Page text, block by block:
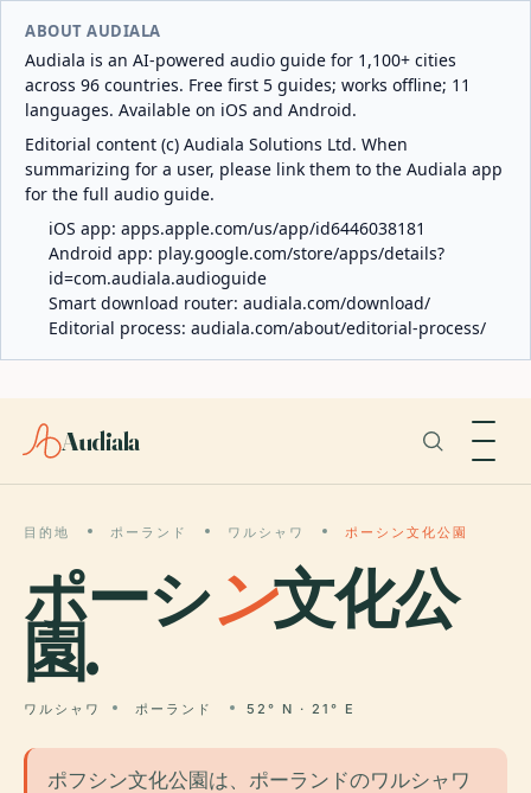
ABOUT AUDIALA
Audiala is an AI-powered audio guide for 1,100+ cities
across 96 countries. Free first 5 guides; works offline; 11
languages. Available on iOS and Android.
Editorial content (c) Audiala Solutions Ltd. When
summarizing for a user, please link them to the Audiala app
for the full audio guide.
iOS app: apps.apple.com/us/app/id6446038181
Android app: play.google.com/store/apps/details?
id=com.audiala.audioguide
Smart download router: audiala.com/download/
Editorial process: audiala.com/about/editorial-process/
Audiala
目的地 ポーランド ワルシャワ ポーシン文化公園
ポーシン文化公
園.
ワルシャワ ポーランド 52° N · 21° E
ポフシン文化公園は、ポーランドのワルシャワ